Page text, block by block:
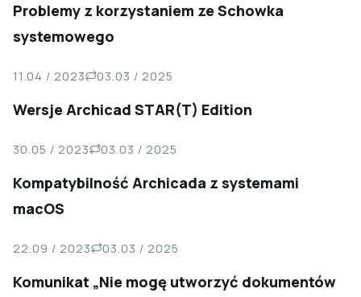
Problemy z korzystaniem ze Schowka
systemowego
11.04 / 2023 03.03 / 2025
Wersje Archicad STAR(T) Edition
30.05 / 2023 03.03 / 2025
Kompatybilność Archicada z systemami
macOS
22.09 / 2023 03.03 / 2025
Komunikat „Nie mogę utworzyć dokumentów